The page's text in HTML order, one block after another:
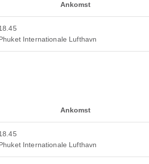
Ankomst
Internationale Lufthavn
Ankomst
Internationale Lufthavn